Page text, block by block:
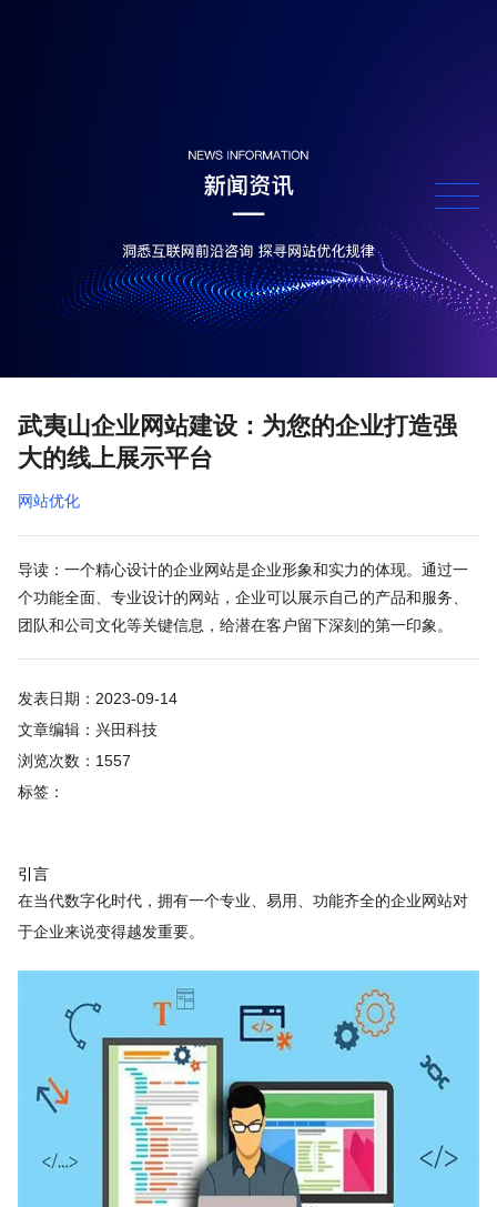
武夷山企业网站建设：为您的企业打造强
大的线上展示平台
网站优化
导读：一个精心设计的企业网站是企业形象和实力的体现。通过一
个功能全面、专业设计的网站，企业可以展示自己的产品和服务、
团队和公司文化等关键信息，给潜在客户留下深刻的第一印象。
发表日期：2023-09-14
文章编辑：兴田科技
浏览次数：1557
标签：
引言
在当代数字化时代，拥有一个专业、易用、功能齐全的企业网站对
于企业来说变得越发重要。